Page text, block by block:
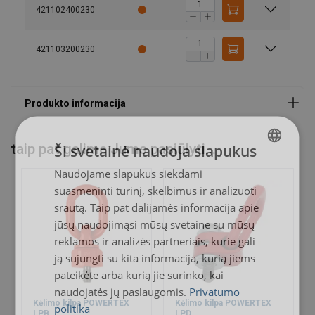
421102400230
421103200230
Standartas:
taip pat galime Jums pasiūlyti...
Kėlimo kilpa POWERTEX
Kėlimo kilpa POWERTEX
LITHUANIAN
ENGLISH TRANSLATION
Ši svetainė naudoja slapukus
Naudojame slapukus siekdami
suasmeninti turinį, skelbimus ir analizuoti
srautą. Taip pat dalijamės informacija apie
jūsų naudojimąsi mūsų svetaine su mūsų
reklamos ir analizės partneriais, kurie gali
ją sujungti su kita informacija, kurią jiems
pateikėte arba kurią jie surinko, kai
naudojatės jų paslaugomis. Privatumo
politika